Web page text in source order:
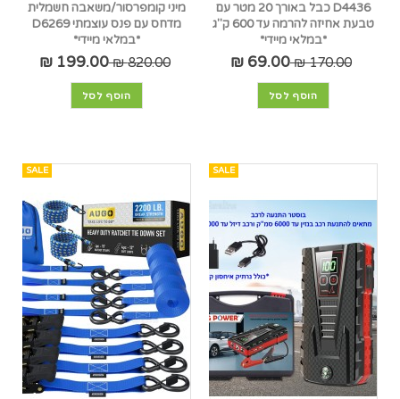
D4436 כבל באורך 20 מטר עם
טבעת אחיזה להרמה עד 600 ק"ג
*במלאי מיידי*
170.00 ₪
69.00 ₪
הוסף לסל
מיני קומפרסור/משאבה חשמלית
מדחס עם פנס עוצמתי D6269
*במלאי מיידי*
820.00 ₪
199.00 ₪
הוסף לסל
SALE
SALE